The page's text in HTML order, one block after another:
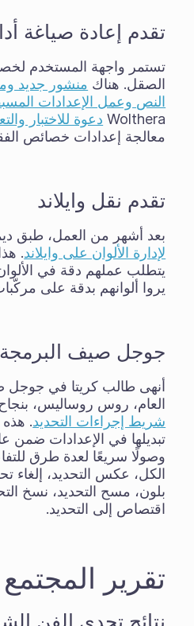
تقدم إعادة صياغة
تستمر واجهة المستخدم
الصقل. هناك منشور جديد
النص وعمل الإعدادات
Wolthera دعوة للاختبار
معالجة إعدادات خصائص
تقدم نقل وايلاند
بعد أشهر من العمل، طبق
لإدارة الألوان على وايلاند.
يتطلب عملهم دقة في
يروا ألوانهم بدقة على
جوجل صيف البرمجة
أنهى طالب كريتا في جوجل
العام، روس روساليس،
شريط إجراءات التحديد. هذه
تبديلها في الإعدادات ضمن
وصولًا سريعًا لعدة طرق
الكل، عكس التحديد، إلغاء
بلون، مسح التحديد، نسخ
اقتصاص إلى التحديد.
تقرير المجتمع
نتائج تحدي الفن